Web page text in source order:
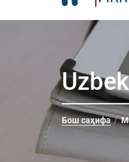
Бош саҳифа